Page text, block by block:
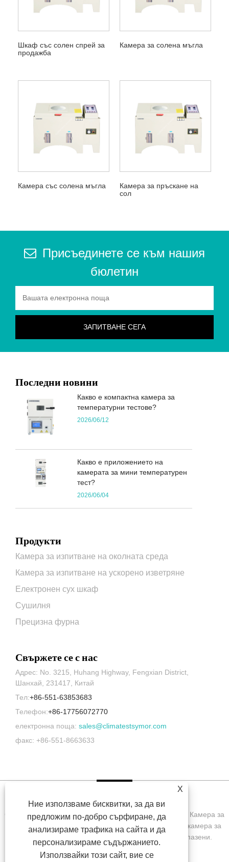
Шкаф със солен спрей за
продажба
Камера за солена мъгла
Камера със солена мъгла
Камера за пръскане на
сол
Присъединете се към нашия
бюлетин
Последни новини
Какво е компактна камера за
температурни тестове?
2026/06/12
Какво е приложението на
камерата за мини температурен
тест?
2026/06/04
Продукти
Камера за изпитване на околната среда
Камера за изпитване на ускорено изветряне
Електронен сух шкаф
Сушилня
Прецизна фурна
Свържете се с нас
Адрес: No. 3215, Huhang Highway, Fengxian District,
Шанхай, 231417, Китай
Тел:+86-551-63853683
Телефон:+86-17756072770
електронна поща: sales@climatestsymor.com
факс: +86-551-8663633
Copyright © 2022 Symor Instrument Equipment Co., Ltd. Камера за
изпитване на околната среда, електронен сух шкаф, камера за
изпитване на ускорено изветряне Всички права запазени.
X
Ние използваме бисквитки, за да ви
предложим по-добро сърфиране, да
анализираме трафика на сайта и да
персонализираме съдържанието.
Използвайки този сайт, вие се